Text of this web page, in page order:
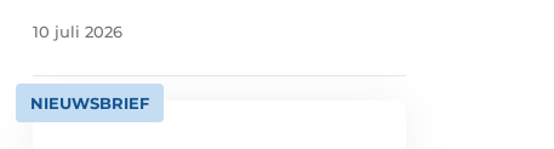
10 juli 2026
NIEUWSBRIEF